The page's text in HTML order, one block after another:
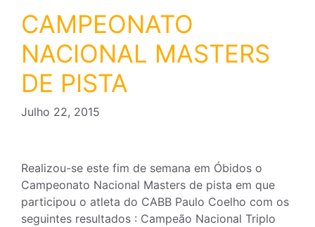
CAMPEONATO
NACIONAL MASTERS
DE PISTA
Julho 22, 2015
Realizou-se este fim de semana em Óbidos o
Campeonato Nacional Masters de pista em que
participou o atleta do CABB Paulo Coelho com os
seguintes resultados : Campeão Nacional Triplo